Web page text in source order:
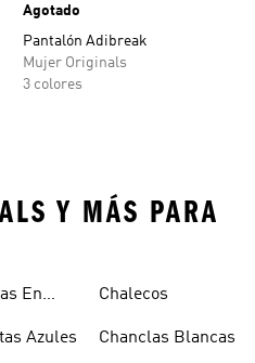
Agotado
Pantalón Adibreak
Mujer Originals
3 colores
Y MÁS PARA
En
Azules
Chalecos
Chanclas Blancas